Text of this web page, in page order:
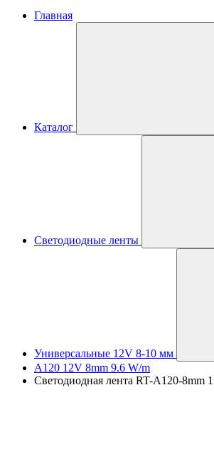
Главная
Каталог
Светодиодные ленты
Универсальные 12V 8-10 мм
A120 12V 8mm 9.6 W/m
Светодиодная лента RT-A120-